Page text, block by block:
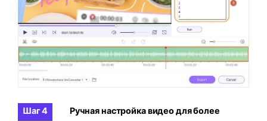
Шаг 4
Ручная настройка видео для более